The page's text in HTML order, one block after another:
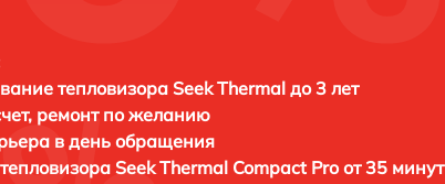
тепловизора Seek Thermal до 3 лет
ремонт по желанию
в день обращения
Seek Thermal Compact Pro от 35 минут